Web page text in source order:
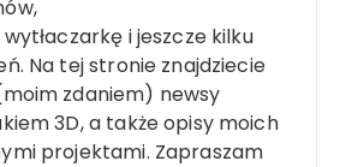
i jeszcze kilku
Na tej stronie znajdziecie
zdaniem) newsy
3D, a także opisy moich
projektami. Zapraszam